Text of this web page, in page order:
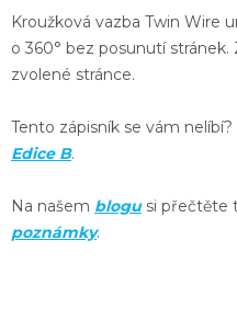
Kroužková vazba Twin Wire
o 360° bez posunutí
zvolené stránce.
Tento zápisník se vám
Edice B.
Na našem blogusi přečtěte
poznámky.